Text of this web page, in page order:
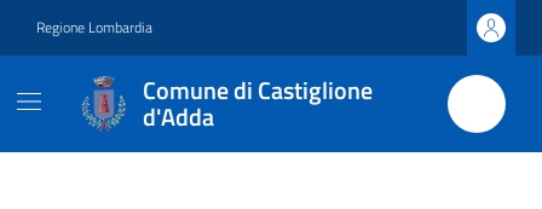
Regione Lombardia
Comune di Castiglione
d'Adda